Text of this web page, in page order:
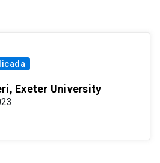
Exeter University